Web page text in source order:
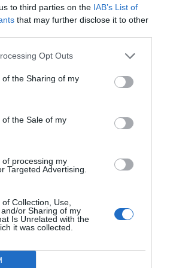
to third parties on the IAB’s List of
that may further disclose it to other
Opt Outs
the Sharing of my
the Sale of my
processing my
Targeted Advertising.
Collection, Use,
or Sharing of my
Is Unrelated with the
it was collected.
y desprotegido"
marco normativo que dignifique
forma estricta la sobrecarga